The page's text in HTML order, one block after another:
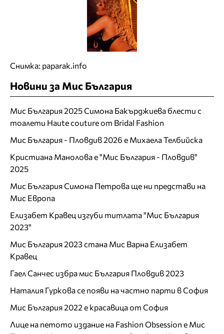
Снимка: paparak.info
Новини за Мис България
Мис България 2025 Симона Бакърджиева блести с
тоалети Haute couture от Bridal Fashion
Мис България - Пловдив 2026 е Михаела Телбийска
Кристиана Манолова е "Мис България - Пловдив"
2025
Мис България Симона Петрова ще ни представи на
Мис Европа
Елизабет Кравец изгуби титлата "Мис България
2023"
Мис България 2023 стана Мис Варна Елизабет
Кравец
Гаел Санчес избра мис България Пловдив 2023
Наталия Гуркова се появи на частно парти в София
Мис България 2022 е красавица от София
Лице на петото издание на Fashion Obsession е Мис